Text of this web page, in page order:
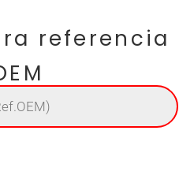
referencia